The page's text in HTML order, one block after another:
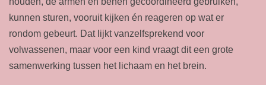
kunnen sturen, vooruit kijken én reageren op wat er
rondom gebeurt. Dat lijkt vanzelfsprekend voor
volwassenen, maar voor een kind vraagt dit een grote
samenwerking tussen het lichaam en het brein.